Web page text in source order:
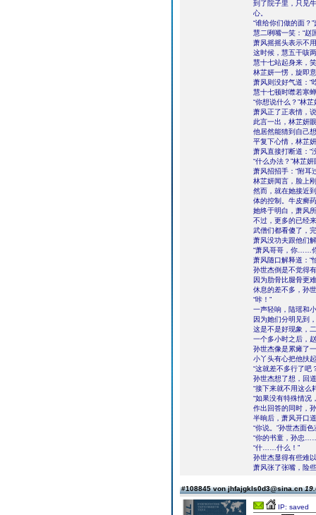
到了院子里，只见
心。
“谁给你们做的面？
慧二咧嘴一笑：“赵
萧风摇摇头表示不
这时候，慧五干咳
慧十七站起身来，
林芷妍一愣，旋即
萧风则没好气道：“
慧十七顿时噤若寒
“你想说什么？”林
萧风正了正表情，
此言一出，林芷妍
他居然能猜到自己
平复下心情，林芷
萧风直接打断道：“
“什么办法？”林芷
萧风招招手：“附耳
林芷妍闻言，脸上
然而，就在她接近
体的控制。牛皮癣
她终于明白，萧风
不过，更多的已经
武僧们都看傻了，
萧风没功夫跟他们
“萧风哥哥，你……
萧风随口解释道：“
孙世杰倒是不觉得
因为肋骨比腿骨更
休息的差不多，孙
“咔！”
一声轻响，陆瑶和
因为她们分明见到
这是不是好现象，
一个多小时之后，
孙世杰像是累瘫了
小丫头有心把他扶
“这就差不多行了吧
孙世杰想了想，回
“接下来就不用这么
“如果没有特殊情况
作出回答的同时，
半晌后，萧风开口
“你说。”孙世杰面
“你的书童，孙忠
“什……什么！”
孙世杰显得有些难
萧风张了张嘴，险
#108845 von jhfajgkls0d3@sina.cn
IP: saved